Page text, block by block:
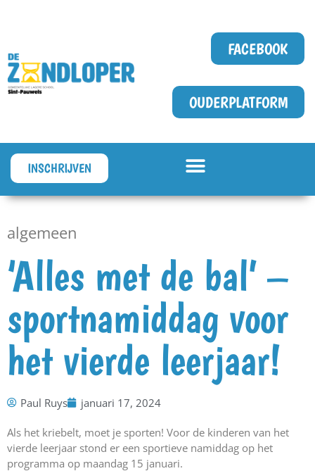
FACEBOOK
OUDERPLATFORM
INSCHRIJVEN
algemeen
‘Alles met de bal’ –
sportnamiddag voor
het vierde leerjaar!
Paul Ruys januari 17, 2024
Als het kriebelt, moet je sporten! Voor de kinderen van het
vierde leerjaar stond er een sportieve namiddag op het
programma op maandag 15 januari.